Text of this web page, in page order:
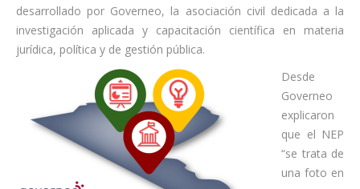
desarrollado por Governeo, la asociación civil dedicada a la
investigación aplicada y capacitación científica en materia
jurídica, política y de gestión pública.
Desde
Governeo
explicaron
que el NEP
“se trata de
una foto en